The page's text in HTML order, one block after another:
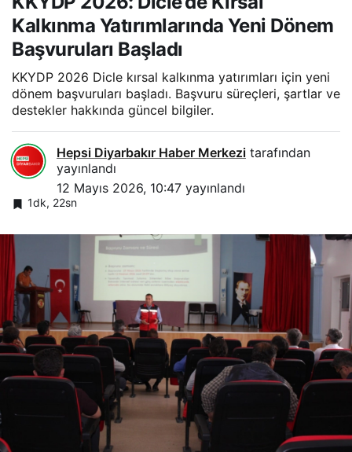
Kalkınma Yatırımlarında Yeni Dönem
Başvuruları Başladı
KKYDP 2026 Dicle kırsal kalkınma yatırımları için yeni
dönem başvuruları başladı. Başvuru süreçleri, şartlar ve
destekler hakkında güncel bilgiler.
Hepsi Diyarbakır Haber Merkezi tarafından
yayınlandı
12 Mayıs 2026, 10:47 yayınlandı
1dk, 22sn